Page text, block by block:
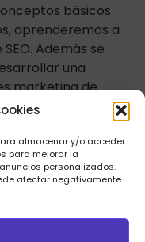
almacenar y/o acceder
para mejorar la
personalizados.
afectar negativamente
básicos
aprenderemos a
Además se
una
marketing de
content marketing,
entretenido